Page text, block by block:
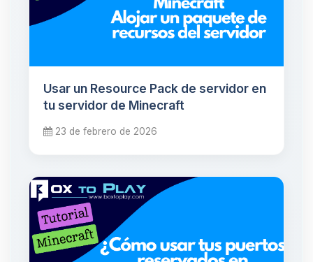
Usar un Resource Pack de servidor en
tu servidor de Minecraft
23 de febrero de 2026